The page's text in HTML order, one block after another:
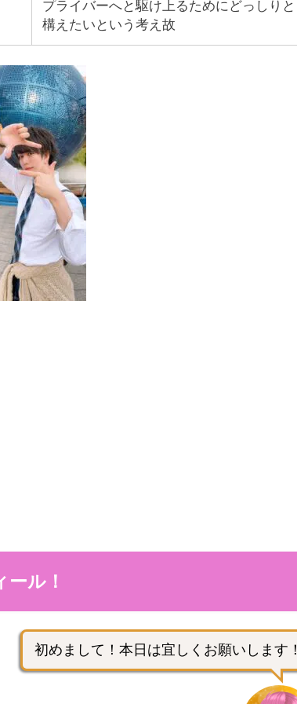
プライバーへと駆け上るためにどっしりと
構えたいという考え故
ル！
初めまして！本日は宜しくお願いします！